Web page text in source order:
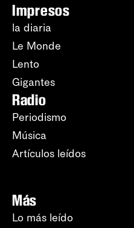
Impresos
la diaria
Le Monde
Lento
Gigantes
Radio
Periodismo
Música
Artículos leídos
Más
Lo más leído